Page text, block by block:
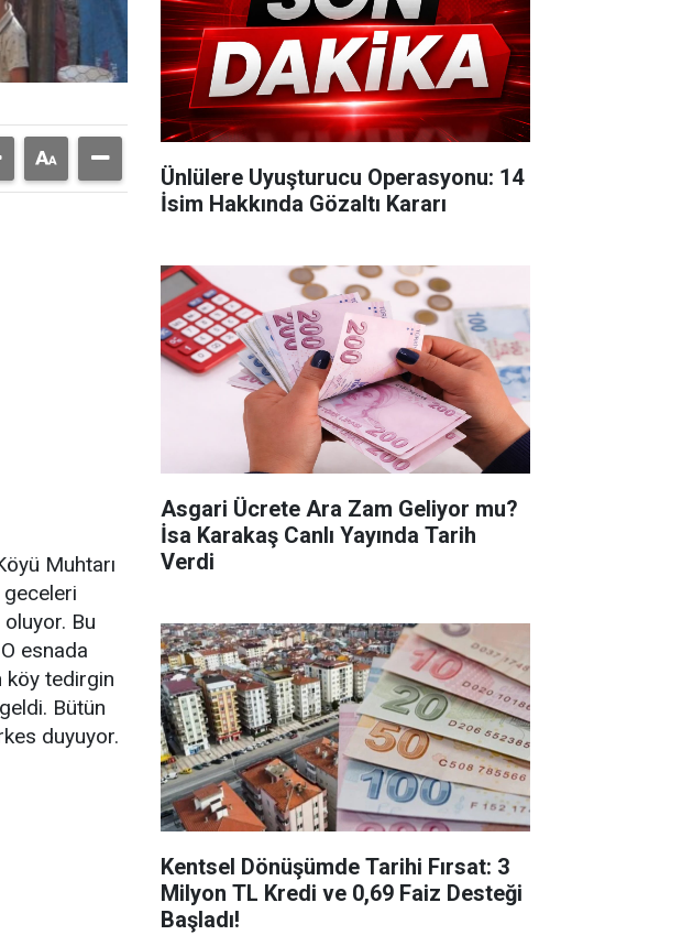
Muhtarı
oluyor. Bu
esnada
köy tedirgin
Bütün
duyuyor.
Ünlülere Uyuşturucu Operasyonu: 14
İsim Hakkında Gözaltı Kararı
Asgari Ücrete Ara Zam Geliyor mu?
İsa Karakaş Canlı Yayında Tarih
Verdi
Kentsel Dönüşümde Tarihi Fırsat: 3
Milyon TL Kredi ve 0,69 Faiz Desteği
Başladı!